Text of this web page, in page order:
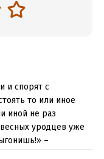
и спорят с
то или иное
иной не раз
уродцев уже
–